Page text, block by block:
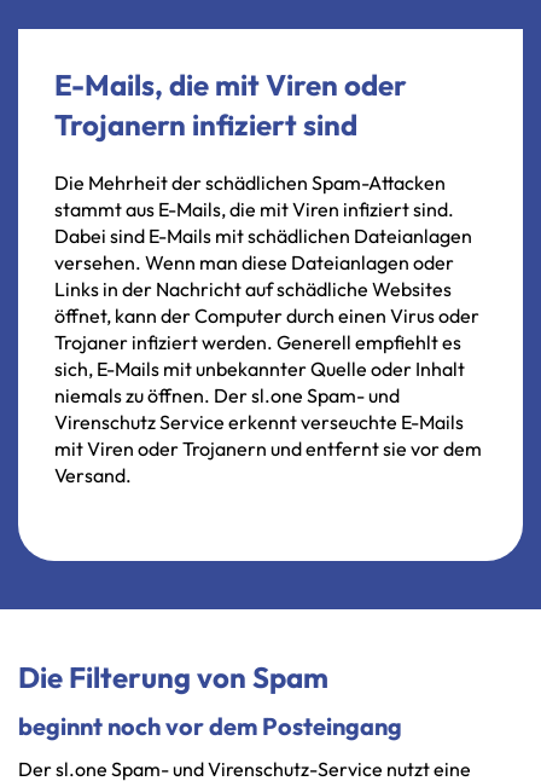
E-Mails, die mit Viren oder
Trojanern infiziert sind
Die Mehrheit der schädlichen Spam-Attacken
stammt aus E-Mails, die mit Viren infiziert sind.
Dabei sind E-Mails mit schädlichen Dateianlagen
versehen. Wenn man diese Dateianlagen oder
Links in der Nachricht auf schädliche Websites
öffnet, kann der Computer durch einen Virus oder
Trojaner infiziert werden. Generell empfiehlt es
sich, E-Mails mit unbekannter Quelle oder Inhalt
niemals zu öffnen. Der sl.one Spam- und
Virenschutz Service erkennt verseuchte E-Mails
mit Viren oder Trojanern und entfernt sie vor dem
Versand.
Die Filterung von Spam
beginnt noch vor dem Posteingang
Der sl.one Spam- und Virenschutz-Service nutzt eine